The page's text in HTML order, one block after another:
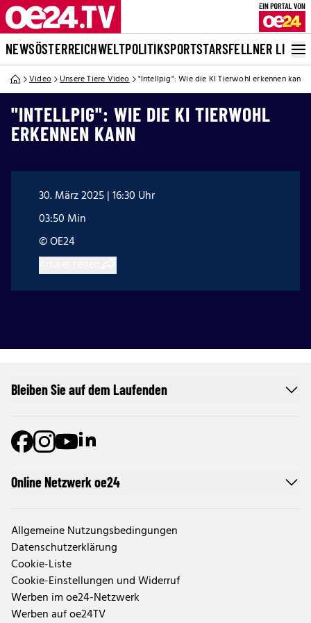
NEWSÖSTERREICHWELTPOLITIKSPORTSTARSFELLNER LIVE
Video Unsere Tiere Video "Intellpig": Wie die KI Tierwohl erkennen kann
"INTELLPIG": WIE DIE KI TIERWOHL
ERKENNEN KANN
30. März 2025 | 16:30 Uhr
03:50 Min
© OE24
Online Netzwerk oe24
Allgemeine Nutzungsbedingungen
Datenschutzerklärung
Cookie-Liste
Cookie-Einstellungen und Widerruf
Werben im oe24-Netzwerk
Werben auf oe24TV
Bleiben Sie auf dem Laufenden